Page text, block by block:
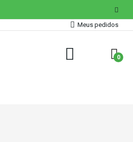
Meus pedidos
0